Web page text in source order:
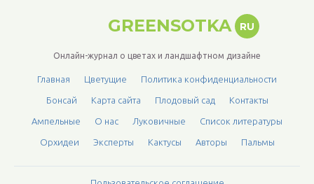
GREENSOTKA RU
Онлайн-журнал о цветах и ландшафтном дизайне
Главная Цветущие Политика конфиденциальности
Бонсай Карта сайта Плодовый сад Контакты
Ампельные О нас Луковичные Список литературы
Орхидеи Эксперты Кактусы Авторы Пальмы